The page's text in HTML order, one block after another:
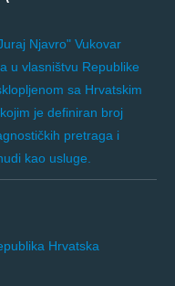
Njavro" Vukovar
u vlasništvu Republike
sa Hrvatskim
je definiran broj
pretraga i
kao usluge.
Hrvatska